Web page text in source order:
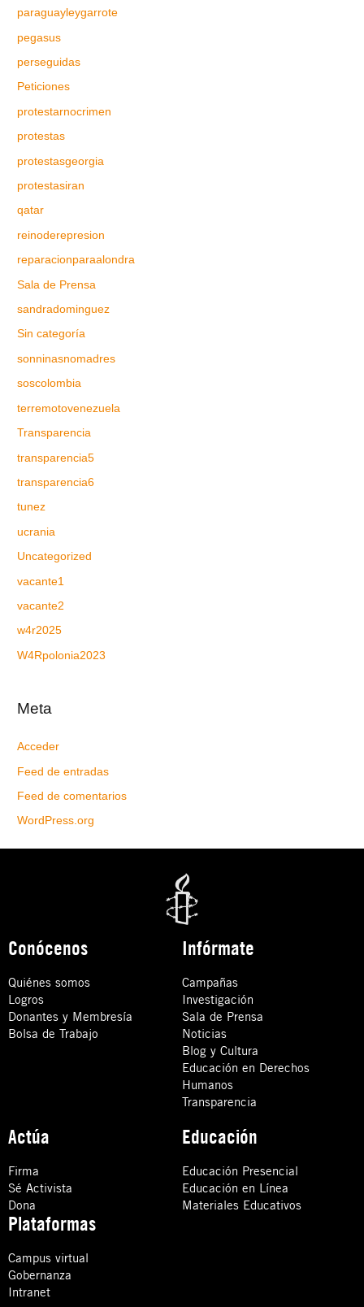
paraguayleygarrote
pegasus
perseguidas
Peticiones
protestarnocrimen
protestas
protestasgeorgia
protestasiran
qatar
reinoderepresion
reparacionparaalondra
Sala de Prensa
sandradominguez
Sin categoría
sonninasnomadres
soscolombia
terremotovenezuela
Transparencia
transparencia5
transparencia6
tunez
ucrania
Uncategorized
vacante1
vacante2
w4r2025
W4Rpolonia2023
Meta
Acceder
Feed de entradas
Feed de comentarios
WordPress.org
Conócenos
Quiénes somos
Logros
Donantes y Membresía
Bolsa de Trabajo
Infórmate
Campañas
Investigación
Sala de Prensa
Noticias
Blog y Cultura
Educación en Derechos
Humanos
Transparencia
Actúa
Firma
Sé Activista
Dona
Educación
Educación Presencial
Educación en Línea
Materiales Educativos
Plataformas
Campus virtual
Gobernanza
Intranet